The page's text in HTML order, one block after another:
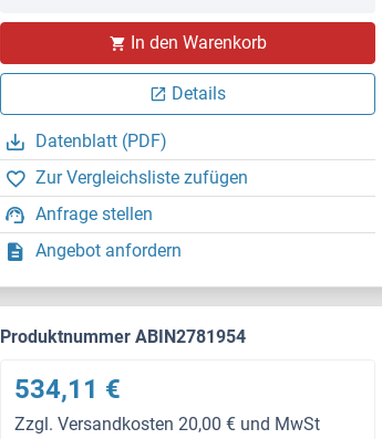
In den Warenkorb
Details
Datenblatt (PDF)
Zur Vergleichsliste zufügen
Anfrage stellen
Angebot anfordern
Produktnummer ABIN2781954
534,11 €
Zzgl. Versandkosten 20,00 € und MwSt